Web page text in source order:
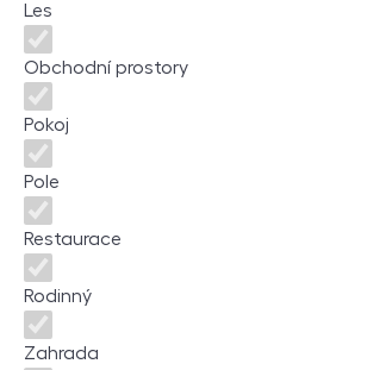
Les
Obchodní prostory
Pokoj
Pole
Restaurace
Rodinný
Zahrada